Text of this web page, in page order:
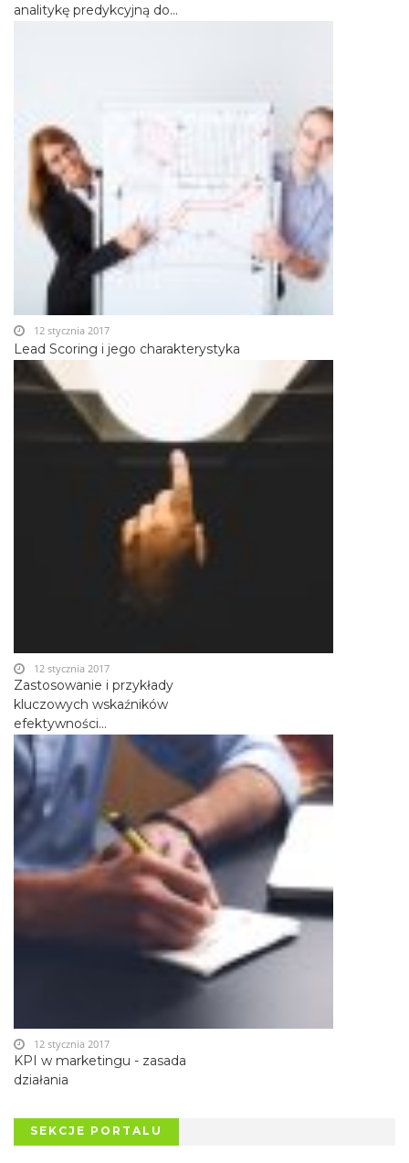
analitykę predykcyjną do...
Lead Scoring i jego charakterystyka
12 stycznia 2017
Zastosowanie i przykłady
kluczowych wskaźników
efektywności...
12 stycznia 2017
KPI w marketingu - zasada
działania
12 stycznia 2017
SEKCJE PORTALU